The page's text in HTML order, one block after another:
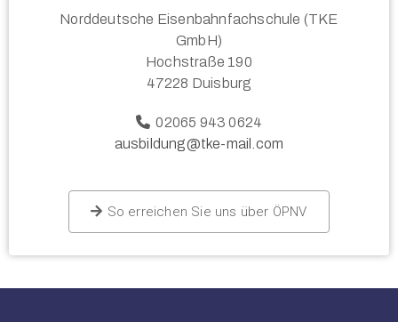
Norddeutsche Eisenbahnfachschule (TKE
GmbH)
Hochstraße 190
47228 Duisburg
02065 943 0624
ausbildung@tke-mail.com
So erreichen Sie uns über ÖPNV